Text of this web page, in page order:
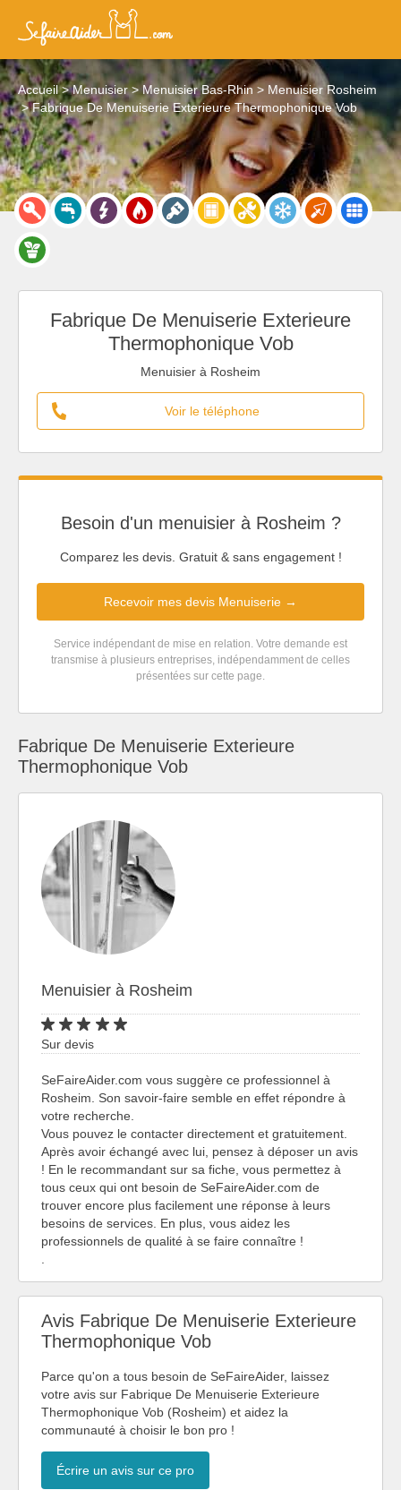
Accueil Menuisier Menuisier Bas-Rhin
Menuisier Rosheim
Fabrique De Menuiserie Exterieure Thermophonique Vob
Fabrique De Menuiserie Exterieure
Thermophonique Vob
Menuisier à Rosheim
Voir le téléphone
Besoin d'un menuisier à Rosheim ?
Comparez les devis. Gratuit & sans engagement !
Recevoir mes devis Menuiserie →
Service indépendant de mise en relation. Votre demande est
transmise à plusieurs entreprises, indépendamment de celles
présentées sur cette page.
Fabrique De Menuiserie Exterieure
Thermophonique Vob
Menuisier à Rosheim
Sur devis
SeFaireAider.com vous suggère ce professionnel à
Rosheim. Son savoir-faire semble en effet répondre à
votre recherche.
Vous pouvez le contacter directement et gratuitement.
Après avoir échangé avec lui, pensez à déposer un avis
! En le recommandant sur sa fiche, vous permettez à
tous ceux qui ont besoin de SeFaireAider.com de
trouver encore plus facilement une réponse à leurs
besoins de services. En plus, vous aidez les
professionnels de qualité à se faire connaître !
Avis Fabrique De Menuiserie Exterieure
Thermophonique Vob
Parce qu'on a tous besoin de SeFaireAider, laissez
votre avis sur Fabrique De Menuiserie Exterieure
Thermophonique Vob (Rosheim) et aidez la
communauté à choisir le bon pro !
Écrire un avis sur ce pro